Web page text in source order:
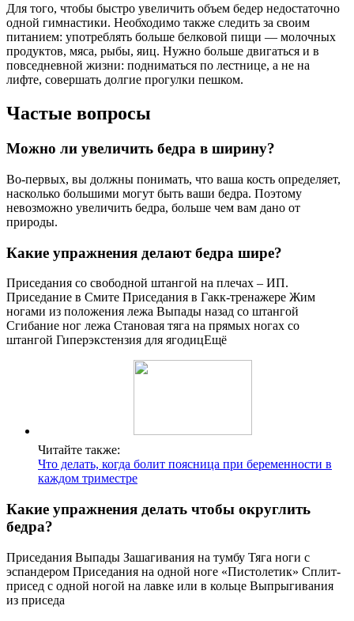
Для того, чтобы быстро увеличить объем бедер недостаточно
одной гимнастики. Необходимо также следить за своим
питанием: употреблять больше белковой пищи — молочных
продуктов, мяса, рыбы, яиц. Нужно больше двигаться и в
повседневной жизни: подниматься по лестнице, а не на
лифте, совершать долгие прогулки пешком.
Частые вопросы
Можно ли увеличить бедра в ширину?
Во-первых, вы должны понимать, что ваша кость определяет,
насколько большими могут быть ваши бедра. Поэтому
невозможно увеличить бедра, больше чем вам дано от
природы.
Какие упражнения делают бедра шире?
Приседания со свободной штангой на плечах – ИП.
Приседание в Смите Приседания в Гакк-тренажере Жим
ногами из положения лежа Выпады назад со штангой
Сгибание ног лежа Становая тяга на прямых ногах со
штангой Гиперэкстензия для ягодицЕщё
Читайте также:
Что делать, когда болит поясница при беременности в
каждом триместре
Какие упражнения делать чтобы округлить
бедра?
Приседания Выпады Зашагивания на тумбу Тяга ноги с
эспандером Приседания на одной ноге «Пистолетик» Сплит-
присед с одной ногой на лавке или в кольце Выпрыгивания
из приседа